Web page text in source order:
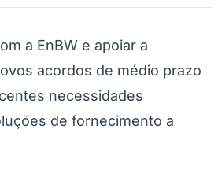
a EnBW e apoiar a
acordos de médio prazo
necessidades
de fornecimento a